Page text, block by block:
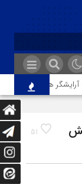
هتاک در قزوین
51